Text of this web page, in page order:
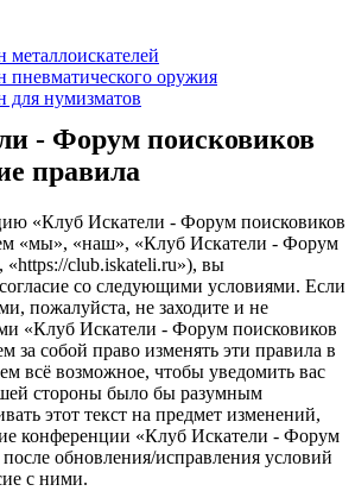
- Форум поисковиков
правила
«Клуб Искатели - Форум поисковиков
«мы», «наш», «Клуб Искатели - Форум
«https://club.iskateli.ru»), вы
со следующими условиями. Если
пожалуйста, не заходите и не
«Клуб Искатели - Форум поисковиков
за собой право изменять эти правила в
всё возможное, чтобы уведомить вас
стороны было бы разумным
этот текст на предмет изменений,
конференции «Клуб Искатели - Форум
обновления/исправления условий
с ними.